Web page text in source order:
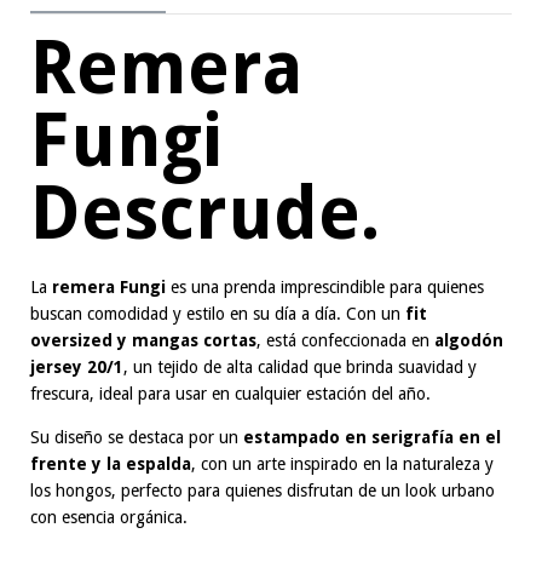
Remera
Fungi
Descrude.
La remera Fungi es una prenda imprescindible para quienes
buscan comodidad y estilo en su día a día. Con un fit
oversized y mangas cortas, está confeccionada en algodón
jersey 20/1, un tejido de alta calidad que brinda suavidad y
frescura, ideal para usar en cualquier estación del año.
Su diseño se destaca por un estampado en serigrafía en el
frente y la espalda, con un arte inspirado en la naturaleza y
los hongos, perfecto para quienes disfrutan de un look urbano
con esencia orgánica.